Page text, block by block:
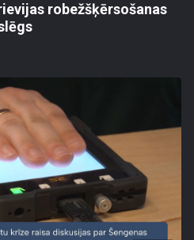
robežšķērsošanas